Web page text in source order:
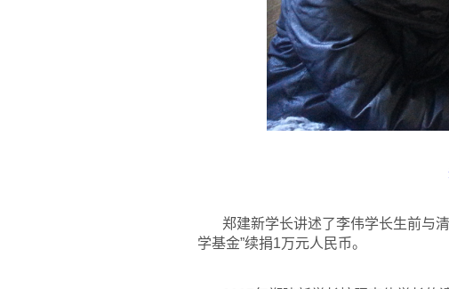
郑建新学长讲述了李伟学长生前与
学基金”续捐1万元人民币。